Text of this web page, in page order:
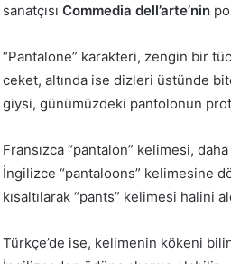
sanatçısı Commedia dell’arte’nin
“Pantalone” karakteri, zengin bir
ceket, altında ise dizleri üstünde
giysi, günümüzdeki pantolonun
Fransızca “pantalon” kelimesi,
İngilizce “pantaloons” kelimesine
kısaltılarak “pants” kelimesi halini
Türkçe’de ise, kelimenin kökeni